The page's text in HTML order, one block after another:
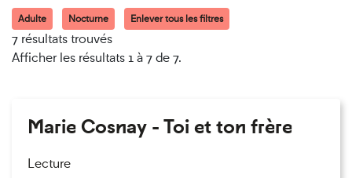
Adulte Nocturne Enlever tous les filtres
7 résultats trouvés
Afficher les résultats 1 à 7 de 7.
Marie Cosnay - Toi et ton frère
Lecture